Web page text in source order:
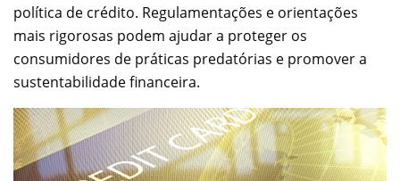
política de crédito. Regulamentações e orientações
mais rigorosas podem ajudar a proteger os
consumidores de práticas predatórias e promover a
sustentabilidade financeira.